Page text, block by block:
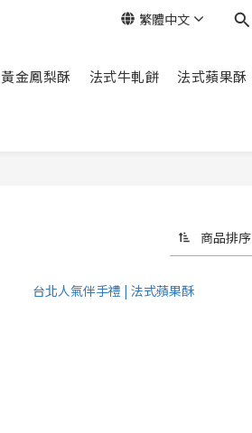
繁體中文
黃金鳳梨酥 法式牛軋餅 法式蘋果酥
商品排序